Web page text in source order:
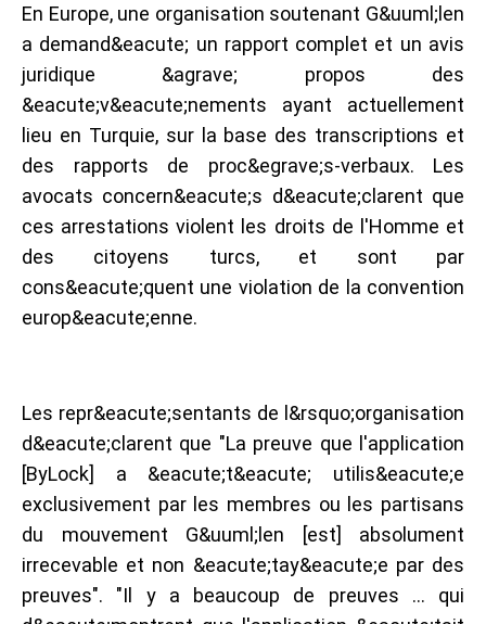
En Europe, une organisation soutenant G&uuml;len
a demand&eacute; un rapport complet et un avis
juridique &agrave; propos des
&eacute;v&eacute;nements ayant actuellement
lieu en Turquie, sur la base des transcriptions et
des rapports de proc&egrave;s-verbaux. Les
avocats concern&eacute;s d&eacute;clarent que
ces arrestations violent les droits de l'Homme et
des citoyens turcs, et sont par
cons&eacute;quent une violation de la convention
europ&eacute;enne.
Les repr&eacute;sentants de l&rsquo;organisation
d&eacute;clarent que "La preuve que l'application
[ByLock] a &eacute;t&eacute; utilis&eacute;e
exclusivement par les membres ou les partisans
du mouvement G&uuml;len [est] absolument
irrecevable et non &eacute;tay&eacute;e par des
preuves". "Il y a beaucoup de preuves … qui